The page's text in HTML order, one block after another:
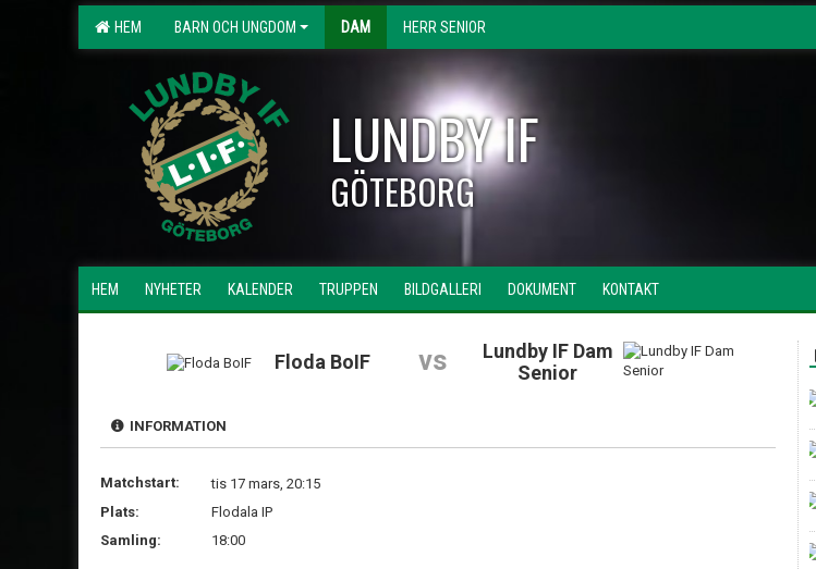
HEM BARN OCH UNGDOM DAM HERR SENIOR
LUNDBY IF
GÖTEBORG
HEM NYHETER KALENDER TRUPPEN BILDGALLERI DOKUMENT KONTAKT
Floda BoIF vs
Lundby IF Dam
Senior
INFORMATION
Matchstart:
tis 17 mars, 20:15
Plats:
Flodala IP
Samling:
18:00